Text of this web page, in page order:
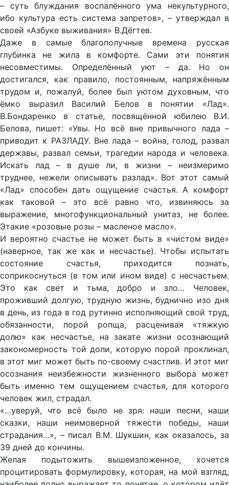
– суть блуждания воспалённого ума некультурного,
ибо культура есть система запретов», – утверждал в
своей «Азбуке выживания» В.Дёгтев.
Даже в самые благополучные времена русская
глубинка не жила в комфорте. Сами эти понятия
несовместимы. Определённый уют – да. Но он
достигался, как правило, постоянным, напряжённым
трудом и, пожалуй, более был уютом духовным, что
ёмко выразил Василий Белов в понятии «Лад».
В.Бондаренко в статье, посвящённой юбилею В.И.
Белова, пишет: «Увы. Но всё вне привычного лада –
приводит к РАЗЛАДУ. Вне лада – война, голод, развал
державы, развал семьи, трагедии народа и человека.
Искать лад – в душе ли, в жизни – неизмеримо
труднее, нежели описывать разлад». Вот этот самый
«Лад» способен дать ощущение счастья. А комфорт
как таковой – это всё равно что, извиняюсь за
выражение, многофункциональный унитаз, не более.
Этакие «розовые розы – масленое масло».
И вероятно счастье не может быть в «чистом виде»
(наверное, так же как и несчастье). Чтобы испытать
состояние счастья, приходится познать,
соприкоснуться (в том или ином виде) с несчастьем.
Это как свет и тьма, добро и зло… Человек,
проживший долгую, трудную жизнь, буднично изо дня
в день, из года в год рутинно исполняющий свой труд,
обязанности, порой ропща, расценивая «тяжкую
долю» как несчастье, на закате жизни осознающий
закономерность той доли, которую порой проклинал,
в этот миг может быть по-своему счастлив. И этот миг
осознания неизбежности жизненного выбора может
быть именно тем ощущением счастья, для которого
человек жил, страдал.
«…уверуй, что всё было не зря: наши песни, наши
сказки, наши неимоверной тяжести победы, наши
страдания…», – писал В.М. Шукшин, как оказалось, за
39 дней до кончины.
Желая подытожить вышеизложенное, хочется
процитировать формулировку, которая, на мой взгляд,